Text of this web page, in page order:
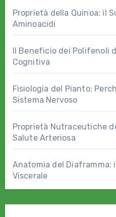
Proprietà della Quinoa: il
Aminoacidi
Il Beneficio dei Polifenoli
Cognitiva
Fisiologia del Pianto:
Sistema Nervoso
Proprietà Nutraceutiche
Salute Arteriosa
Anatomia del Diaframma:
Viscerale